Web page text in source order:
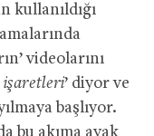
kullanıldığı
videolarını
işaretleri’ diyor ve
başlıyor.